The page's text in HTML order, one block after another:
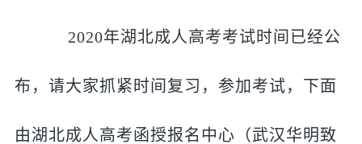
2020年湖北成人高考考试时间 已经公
布，请大家抓紧时间复习，参加考试，下面
由湖北成人高考函授报名中心（武汉华明致